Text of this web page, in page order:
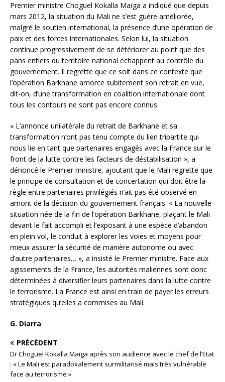
Premier ministre Choguel Kokalla Maïga a indiqué que depuis
mars 2012, la situation du Mali ne s’est guère améliorée,
malgré le soutien international, la présence d’une opération de
paix et des forces internationales. Selon lui, la situation
continue progressivement de se détériorer au point que des
pans entiers du territoire national échappent au contrôle du
gouvernement. Il regrette que ce soit dans ce contexte que
l’opération Barkhane amorce subitement son retrait en vue,
dit-on, d’une transformation en coalition internationale dont
tous les contours ne sont pas encore connus.
« L’annonce unilatérale du retrait de Barkhane et sa
transformation n’ont pas tenu compte du lien tripartite qui
nous lie en tant que partenaires engagés avec la France sur le
front de la lutte contre les facteurs de déstabilisation », a
dénoncé le Premier ministre, ajoutant que le Mali regrette que
le principe de consultation et de concertation qui doit être la
règle entre partenaires privilégiés n’ait pas été observé en
amont de la décision du gouvernement français. « La nouvelle
situation née de la fin de l’opération Barkhane, plaçant le Mali
devant le fait accompli et l’exposant à une espèce d’abandon
en plein vol, le conduit à explorer les voies et moyens pour
mieux assurer la sécurité de manière autonome ou avec
d’autre partenaires… », a insisté le Premier ministre. Face aux
agissements de la France, les autorités maliennes sont donc
déterminées à diversifier leurs partenaires dans la lutte contre
le terrorisme. La France est ainsi en train de payer les erreurs
stratégiques qu’elles a commises au Mali.
G. Diarra
PRÉCÉDENT
Dr Choguel Kokalla Maïga après son audience avec le chef de l’Etat
: « Le Mali est paradoxalement surmilitarisé mais très vulnérable
face au terrorisme »